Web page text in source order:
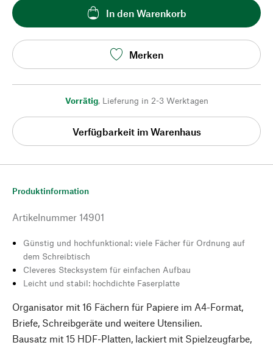
In den Warenkorb
Merken
Vorrätig, Lieferung in 2-3 Werktagen
Verfügbarkeit im Warenhaus
Produktinformation
Artikelnummer 14901
Günstig und hochfunktional: viele Fächer für Ordnung auf
dem Schreibtisch
Cleveres Stecksystem für einfachen Aufbau
Leicht und stabil: hochdichte Faserplatte
Organisator mit 16 Fächern für Papiere im A4-Format,
Briefe, Schreibgeräte und weitere Utensilien.
Bausatz mit 15 HDF-Platten, lackiert mit Spielzeugfarbe,